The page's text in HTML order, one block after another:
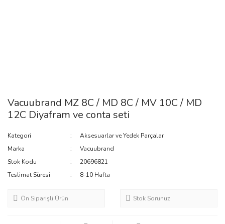
Vacuubrand MZ 8C / MD 8C / MV 10C / MD
12C Diyafram ve conta seti
Kategori
Aksesuarlar ve Yedek Parçalar
Marka
Vacuubrand
Stok Kodu
20696821
Teslimat Süresi
8-10 Hafta
Ön Siparişli Ürün Stok Sorunuz